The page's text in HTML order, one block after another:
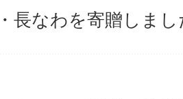
長なわを寄贈しまし